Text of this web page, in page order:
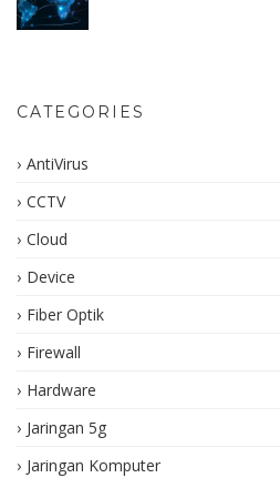
CATEGORIES
AntiVirus
CCTV
Cloud
Device
Fiber Optik
Firewall
Hardware
Jaringan 5g
Jaringan Komputer